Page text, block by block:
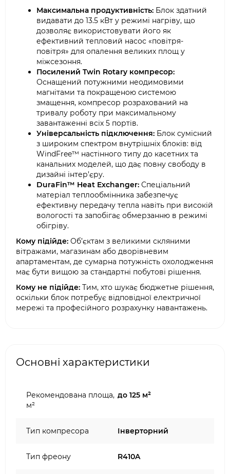
Максимальна продуктивність: Блок здатний
видавати до 13.5 кВт у режимі нагріву, що
дозволяє використовувати його як
ефективний тепловий насос «повітря-
повітря» для опалення великих площ у
міжсезоння.
Посилений Twin Rotary компресор:
Оснащений потужними неодимовими
магнітами та покращеною системою
змащення, компресор розрахований на
тривалу роботу при максимальному
завантаженні всіх 5 портів.
Універсальність підключення: Блок сумісний
з широким спектром внутрішніх блоків: від
WindFree™ настінного типу до касетних та
канальних моделей, що дає повну свободу в
дизайні інтер’єру.
DuraFin™ Heat Exchanger: Спеціальний
матеріал теплообмінника забезпечує
ефективну передачу тепла навіть при високій
вологості та запобігає обмерзанню в режимі
обігріву.
Кому підійде: Об’єктам з великими скляними
вітражами, магазинам або дворівневим
апартаментам, де сумарна потужність охолодження
має бути вищою за стандартні побутові рішення.
Кому не підійде: Тим, хто шукає бюджетне рішення,
оскільки блок потребує відповідної електричної
мережі та професійного розрахунку навантажень.
Основні характеристики
Рекомендована площа,
м²
до 125 м²
Тип компресора Інверторний
Тип фреону R410A